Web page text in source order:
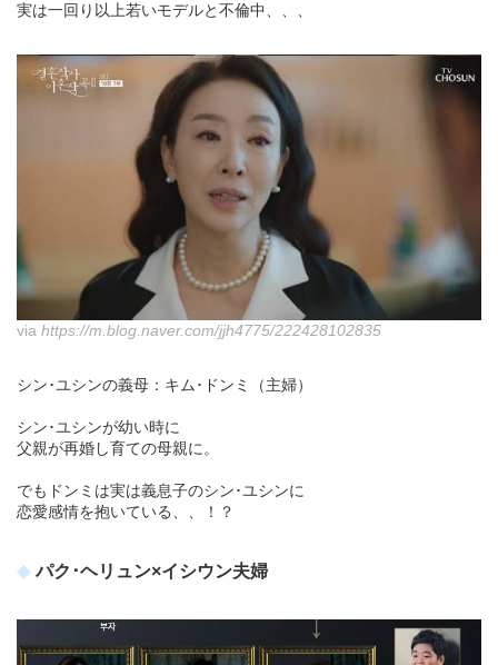
実は一回り以上若いモデルと不倫中、、、
via https://m.blog.naver.com/jjh4775/222428102835
シン･ユシンの義母：キム･ドンミ（主婦）
シン･ユシンが幼い時に
父親が再婚し育ての母親に。
でもドンミは実は義息子のシン･ユシンに
恋愛感情を抱いている、、！？
パク･ヘリュン×イシウン夫婦